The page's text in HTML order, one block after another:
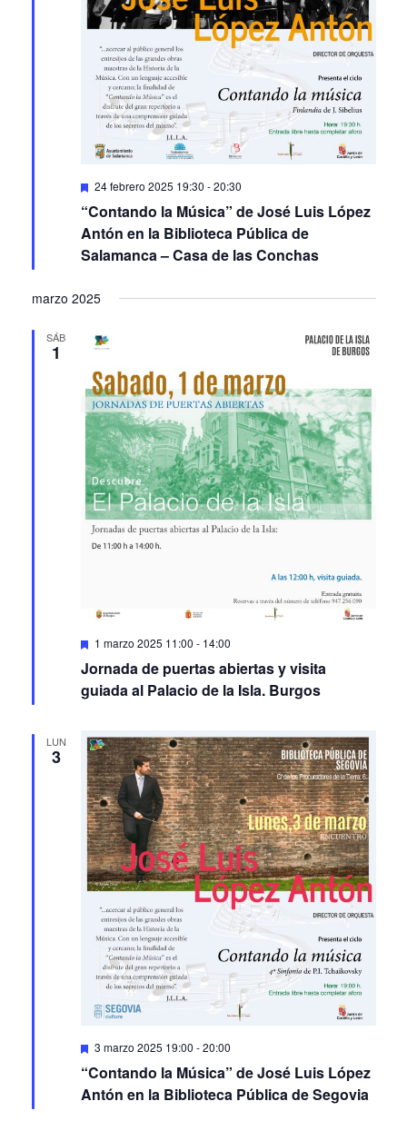
Featured
24 febrero 2025 19:30 -20:30
“Contando la Música” de José Luis López
Antón en la Biblioteca Pública de
Salamanca – Casa de las Conchas
marzo 2025
SÁB
1
Featured
1 marzo 2025 11:00 - 14:00
Jornada de puertas abiertas y visita
guiada al Palacio de la Isla. Burgos
LUN
3
Featured
3 marzo 2025 19:00 -20:00
“Contando la Música” de José Luis López
Antón en la Biblioteca Pública de Segovia